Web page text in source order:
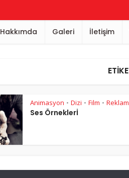
Hakkımda Galeri İletişim
Animasyon • Dizi • Film • Reklam
Ses Örneklerİ